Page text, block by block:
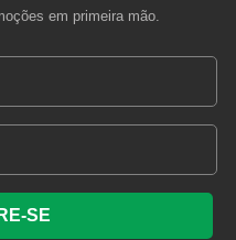
em primeira mão.
SE